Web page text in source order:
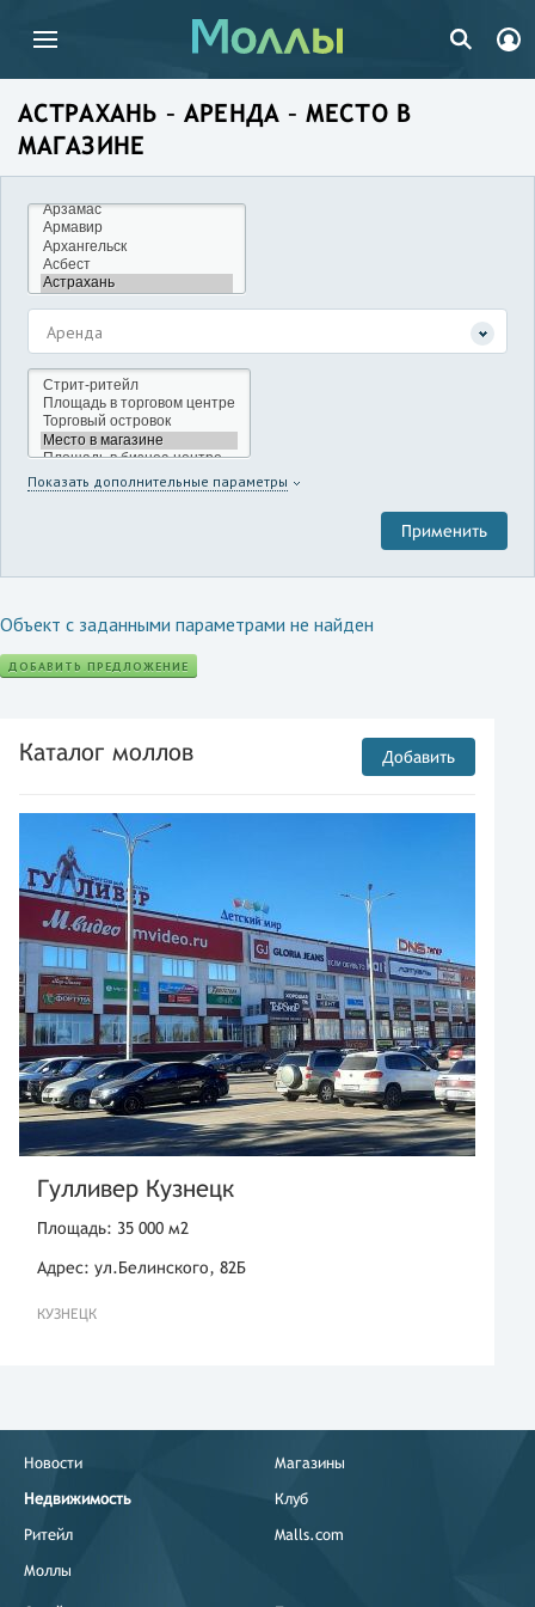
АСТРАХАНЬ – АРЕНДА – МЕСТО В
МАГАЗИНЕ
Аренда
Показать дополнительные параметры
Объект с заданными параметрами не найден
ДОБАВИТЬ ПРЕДЛОЖЕНИЕ
Каталог моллов Добавить
Гулливер Кузнецк
Площадь: 35 000 м2
Адрес: ул.Белинского, 82Б
КУЗНЕЦК
Новости
Недвижимость
Ритейл
Моллы
Магазины
Клуб
Malls.com